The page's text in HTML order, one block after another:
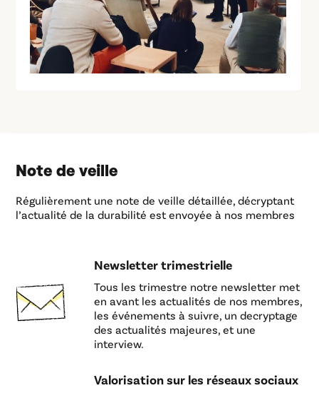
Note de veille
Régulièrement une note de veille détaillée, décryptant
l’actualité de la durabilité est envoyée à nos membres
Newsletter trimestrielle
Tous les trimestre notre newsletter met
en avant les actualités de nos membres,
les événements à suivre, un decryptage
des actualités majeures, et une
interview.
Valorisation sur les réseaux sociaux